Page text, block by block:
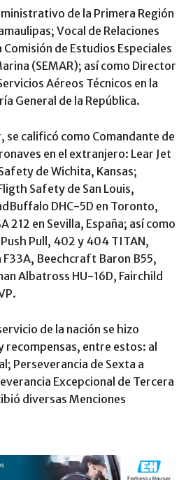
de la Primera Región
Vocal de Relaciones
de Estudios Especiales
(SEMAR); así como Director
Aéreos Técnicos en la
General de la República.
se calificó como Comandante de
en el extranjero: Lear Jet
de Wichita, Kansas;
Safety de San Louis,
DHC-5D en Toronto,
212 en Sevilla, España; así como
Push Pull, 402 y 404 TITAN,
Beechcraft Baron B55,
Albatross HU-16D, Fairchild
de la nación se hizo
recompensas, entre estos: al
Perseverancia de Sexta a
Excepcional de Tercera
diversas Menciones